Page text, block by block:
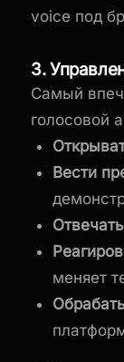
voice под
3.
Самый
голосовой
Вести
меняет